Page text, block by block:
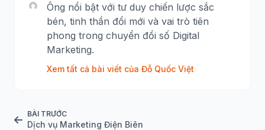
Ông nổi bật với tư duy chiến lược sắc
bén, tinh thần đổi mới và vai trò tiên
phong trong chuyển đổi số Digital
Marketing.
Xem tất cả bài viết của Đỗ Quốc Việt
BÀI TRƯỚC
Dịch vụ Marketing Điện Biên